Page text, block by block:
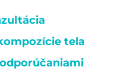
tela